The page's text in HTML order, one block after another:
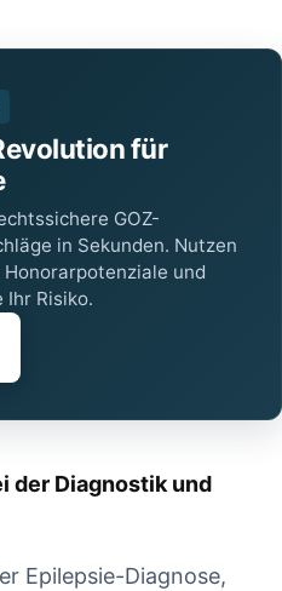
für
GOZ-
in Sekunden. Nutzen
und
Ihr Risiko.
der Diagnostik und⁣
Epilepsie-Diagnose,